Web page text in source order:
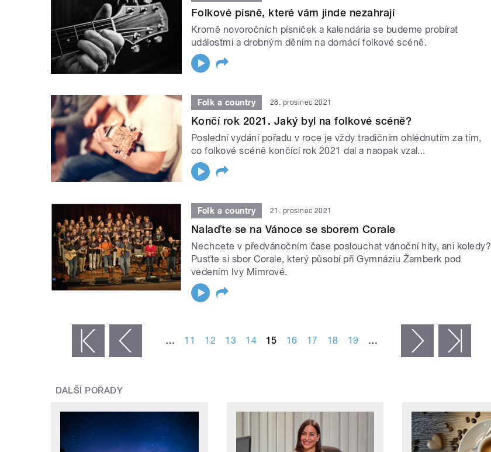
Folkové písně, které vám jinde nezahrají
Kromě novoročních písniček a kalendária se budeme probírat
událostmi a drobným děním na domácí folkové scéně.
Folk a country 28. prosinec 2021
Končí rok 2021. Jaký byl na folkové scéně?
Poslední vydání pořadu v roce je vždy tradičním ohlédnutím za tím,
co folkové scéně končící rok 2021 dal a naopak vzal...
Folk a country 21. prosinec 2021
Nalaďte se na Vánoce se sborem Corale
Nechcete v předvánočním čase poslouchat vánoční hity, ani koledy?
Pusťte si sbor Corale, který působí při Gymnáziu Žamberk pod
vedením Ivy Mimrové.
‹ předchozí … 11 12 13 14 15 16 17 18 19 … následující ›
DALŠÍ POŘADY